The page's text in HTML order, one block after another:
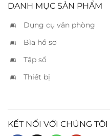
DANH MỤC SẢN PHẨM
Dụng cụ văn phòng
Bìa hồ sơ
Tập sổ
Thiết bị
KẾT NỐI VỚI CHÚNG TÔI